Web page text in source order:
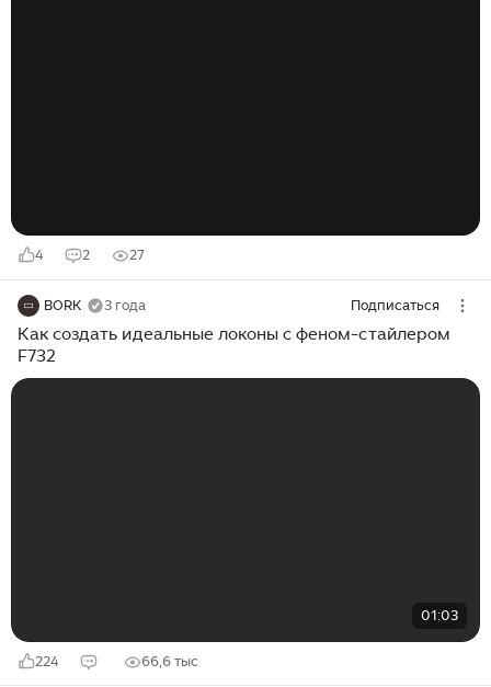
4 2 27
BORK 3 года Подписаться
Как создать идеальные локоны с феном-стайлером
F732
01:03
224 66,6 тыс